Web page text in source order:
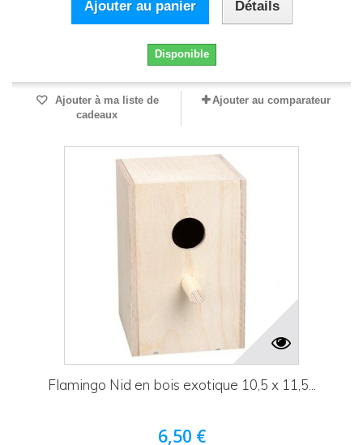
Ajouter au panier Détails
Disponible
Ajouter à ma liste de
cadeaux
Ajouter au comparateur
Flamingo Nid en bois exotique 10,5 x 11,5...
6,50 €